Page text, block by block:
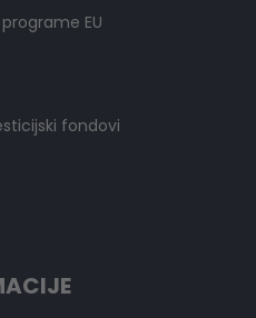
EU
fondovi